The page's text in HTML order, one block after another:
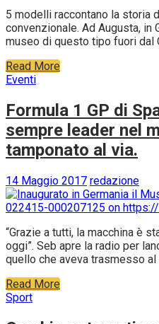
5 modelli raccontano la storia
convenzionale. Ad Augusta, in
museo di questo tipo fuori dal
Read More
Eventi
Formula 1 GP di
sempre leader nel
tamponato al via.
14 Maggio 2017 redazione
“Grazie a tutti, la macchina è
oggi”. Seb apre la radio per
quello che aveva trasmesso
Read More
Sport